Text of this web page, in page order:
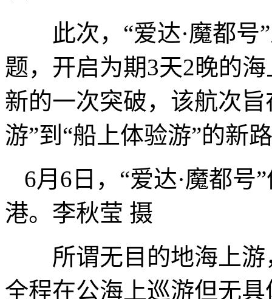
此次，“爱达·魔都号”
题，开启为期3天2晚的
新的一次突破，该航次
游”到“船上体验游”的新
6月6日，“爱达·魔都号
港。李秋莹 摄
所谓无目的地海上游
全程在公海上巡游但无